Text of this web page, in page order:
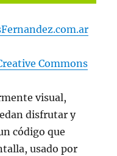
Commons
visual,
disfrutar y
código que
usado por